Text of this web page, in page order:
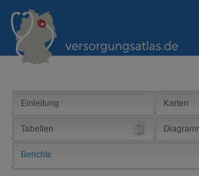
Einleitung Karten
Tabellen
Berichte